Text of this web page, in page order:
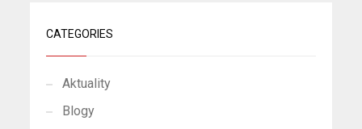
CATEGORIES
Aktuality
Blogy